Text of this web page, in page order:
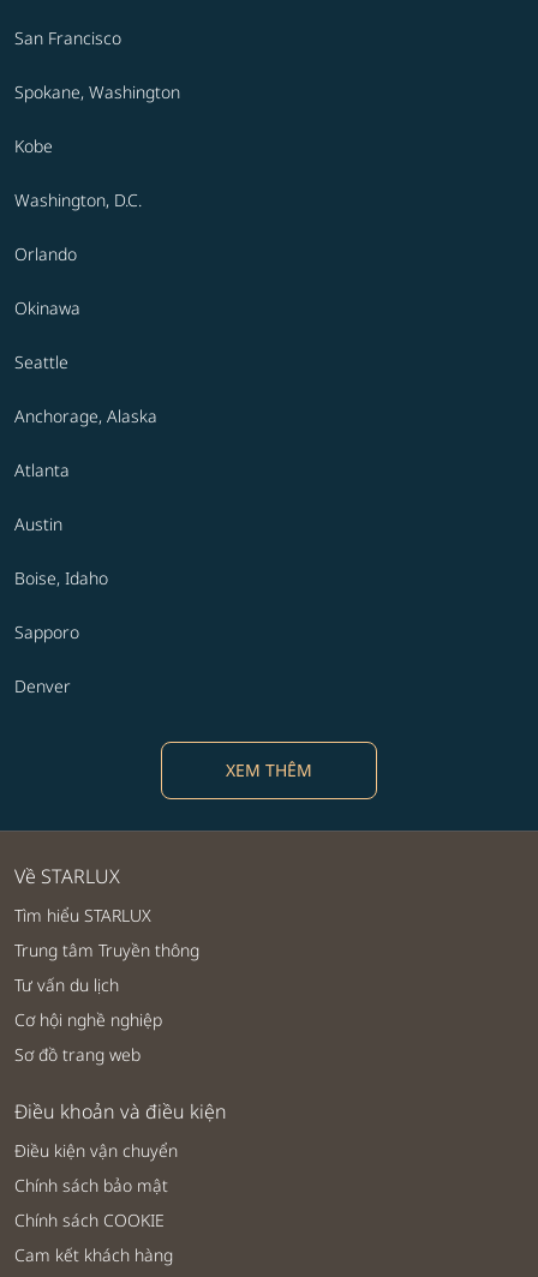
San Francisco
Spokane, Washington
Kobe
Washington, D.C.
Orlando
Okinawa
Seattle
Anchorage, Alaska
Atlanta
Austin
Boise, Idaho
Sapporo
Denver
XEM THÊM
Về STARLUX
Tìm hiểu STARLUX
Trung tâm Truyền thông
Tư vấn du lịch
Cơ hội nghề nghiệp
Sơ đồ trang web
Điều khoản và điều kiện
Điều kiện vận chuyển
Chính sách bảo mật
Chính sách COOKIE
Cam kết khách hàng